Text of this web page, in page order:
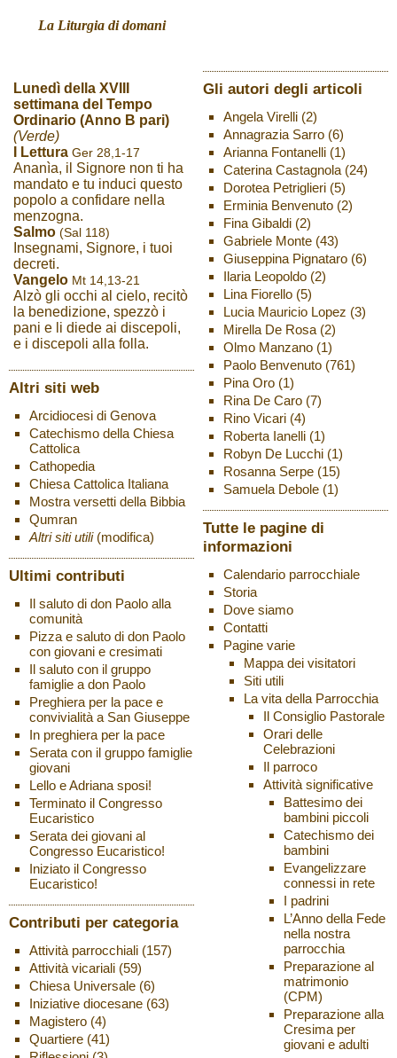
La Liturgia di domani
Lunedì della XVIII
settimana del Tempo
Ordinario (Anno B pari)
(Verde)
I Lettura Ger 28,1-17
Ananìa, il Signore non ti ha
mandato e tu induci questo
popolo a confidare nella
menzogna.
Salmo (Sal 118)
Insegnami, Signore, i tuoi
decreti.
Vangelo Mt 14,13-21
Alzò gli occhi al cielo, recitò
la benedizione, spezzò i
pani e li diede ai discepoli,
e i discepoli alla folla.
Altri siti web
Arcidiocesi di Genova
Catechismo della Chiesa
Cattolica
Cathopedia
Chiesa Cattolica Italiana
Mostra versetti della Bibbia
Qumran
Altri siti utili (modifica)
Ultimi contributi
Il saluto di don Paolo alla
comunità
Pizza e saluto di don Paolo
con giovani e cresimati
Il saluto con il gruppo
famiglie a don Paolo
Preghiera per la pace e
convivialità a San Giuseppe
In preghiera per la pace
Serata con il gruppo famiglie
giovani
Lello e Adriana sposi!
Terminato il Congresso
Eucaristico
Serata dei giovani al
Congresso Eucaristico!
Iniziato il Congresso
Eucaristico!
Contributi per categoria
Attività parrocchiali(157)
Attività vicariali(59)
Chiesa Universale(6)
Iniziative diocesane(63)
Magistero(4)
Quartiere(41)
Gli autori degli articoli
Angela Virelli(2)
Annagrazia Sarro(6)
Arianna Fontanelli(1)
Caterina Castagnola(24)
Dorotea Petriglieri(5)
Erminia Benvenuto(2)
Fina Gibaldi(2)
Gabriele Monte(43)
Giuseppina Pignataro(6)
Ilaria Leopoldo(2)
Lina Fiorello(5)
Lucia Mauricio Lopez (3)
Mirella De Rosa(2)
Olmo Manzano(1)
Paolo Benvenuto(761)
Pina Oro(1)
Rina De Caro(7)
Rino Vicari(4)
Roberta Ianelli(1)
Robyn De Lucchi(1)
Rosanna Serpe(15)
Samuela Debole(1)
Tutte le pagine di
informazioni
Calendario parrocchiale
Storia
Dove siamo
Contatti
Pagine varie
Mappa dei visitatori
Siti utili
La vita della Parrocchia
Il Consiglio Pastorale
Orari delle
Celebrazioni
Il parroco
Attività significative
Battesimo dei
bambini piccoli
Catechismo dei
bambini
Evangelizzare
connessi in rete
I padrini
L’Anno della Fede
nella nostra
parrocchia
Preparazione al
matrimonio
(CPM)
Preparazione alla
Cresima per
giovani e adulti